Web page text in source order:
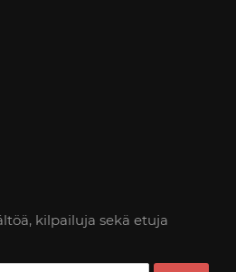
kilpailuja sekä etuja